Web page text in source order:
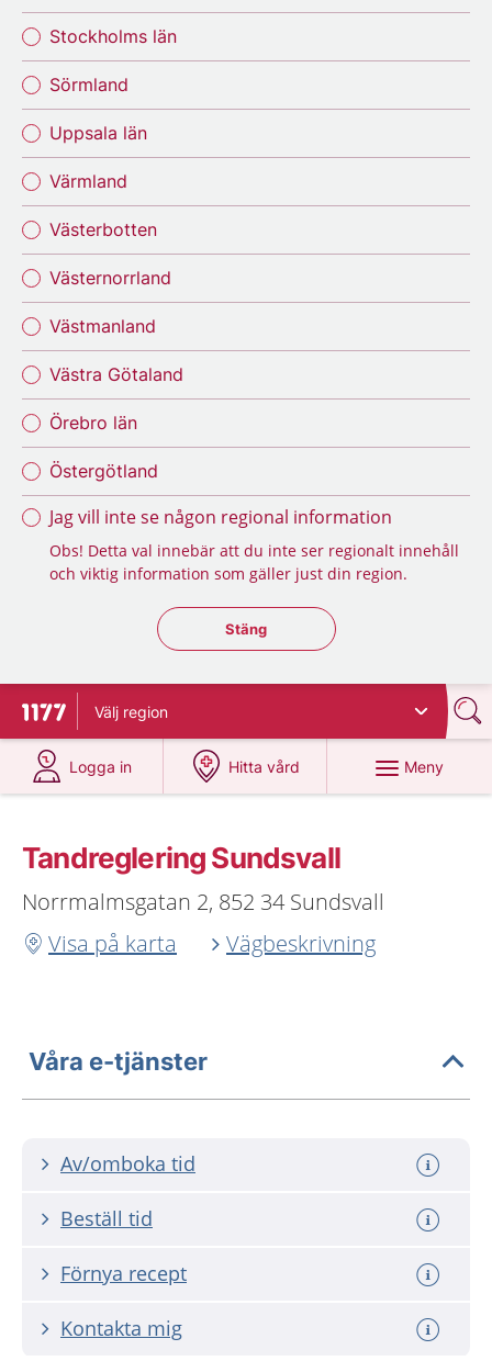
Stockholms län
Sörmland
Uppsala län
Värmland
Västerbotten
Västernorrland
Västmanland
Västra Götaland
Örebro län
Östergötland
Jag vill inte se någon regional information
Obs! Detta val innebär att du inte ser regionalt innehåll
och viktig information som gäller just din region.
Stäng regionsväljaren
Stäng
Till startsidan för 1177
Välj region
Logga in
på 1177.se
Hitta vård
på 1177.se
Meny
Tandreglering Sundsvall
Norrmalmsgatan 2, 852 34 Sundsvall
Visa på karta
Vägbeskrivning
Våra e-tjänster
Av/omboka tid
Beställ tid
Förnya recept
Kontakta mig